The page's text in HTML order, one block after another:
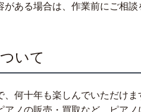
ある場合は、作業前にご相談
いて
何十年も楽しんでいただけま